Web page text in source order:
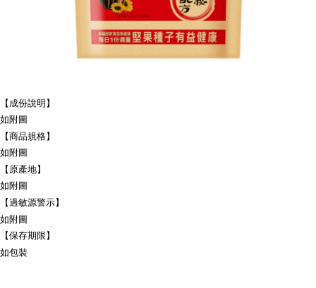
【成份說明】
如附圖
【商品規格】
如附圖
【原產地】
如附圖
【過敏源警示】
如附圖
【保存期限】
如包裝